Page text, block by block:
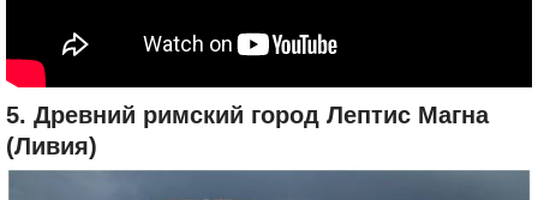
5. Древний римский город Лептис Магна
(Ливия)